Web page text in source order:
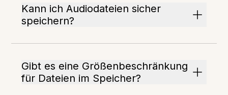
Kann ich Audiodateien sicher
speichern?
Gibt es eine Größenbeschränkung
für Dateien im Speicher?